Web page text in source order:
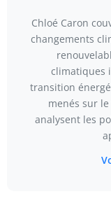
Chloé Caron
changements
climatiques
transition
menés sur
analysent les